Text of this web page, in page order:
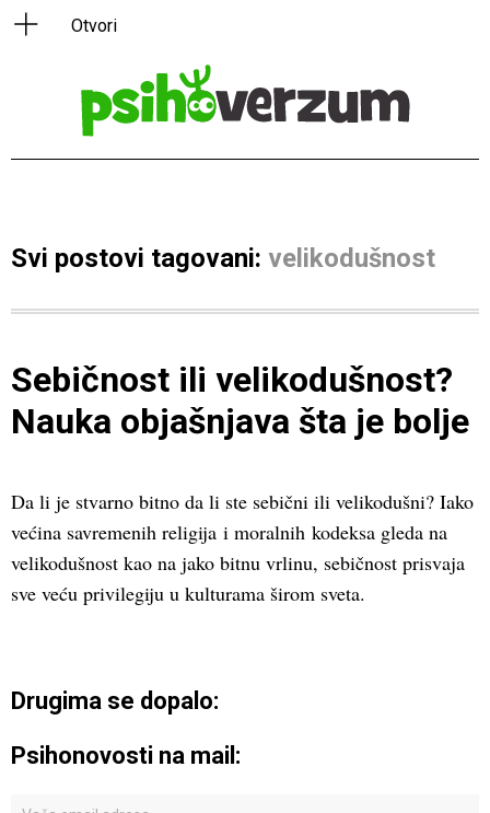
Svi postovi tagovani: velikodušnost
Sebičnost ili velikodušnost?
Nauka objašnjava šta je bolje
Da li je stvarno bitno da li ste sebični ili velikodušni? Iako
većina savremenih religija i moralnih kodeksa gleda na
velikodušnost kao na jako bitnu vrlinu, sebičnost prisvaja
sve veću privilegiju u kulturama širom sveta.
Drugima se dopalo:
Psihonovosti na mail: